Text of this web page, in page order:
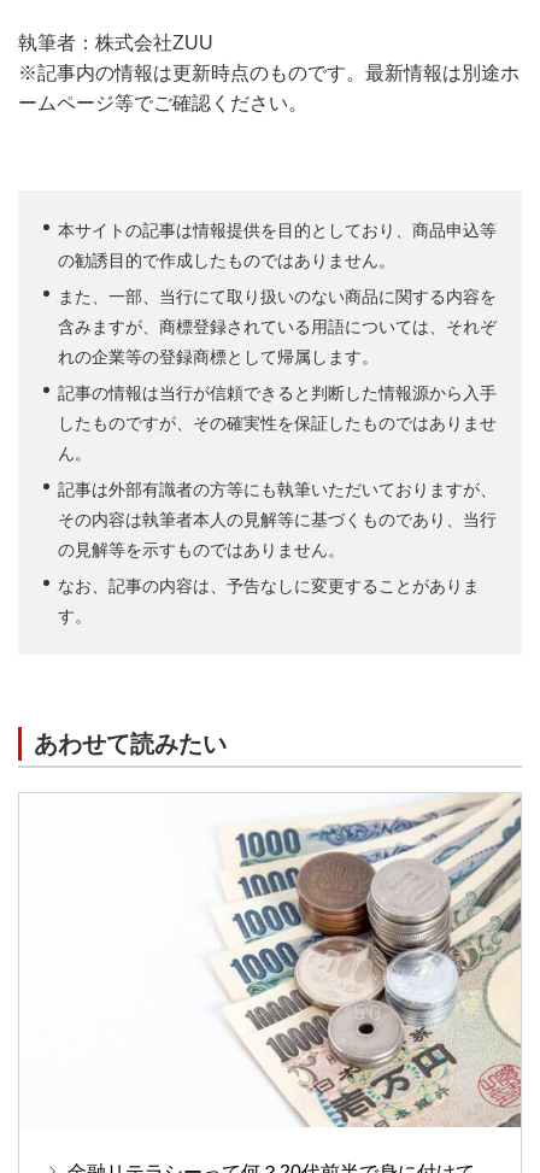
執筆者：株式会社ZUU
※記事内の情報は更新時点のものです。最新情報は別途ホ
ームページ等でご確認ください。
本サイトの記事は情報提供を目的としており、商品申込等
の勧誘目的で作成したものではありません。
また、一部、当行にて取り扱いのない商品に関する内容を
含みますが、商標登録されている用語については、それぞ
れの企業等の登録商標として帰属します。
記事の情報は当行が信頼できると判断した情報源から入手
したものですが、その確実性を保証したものではありませ
ん。
記事は外部有識者の方等にも執筆いただいておりますが、
その内容は執筆者本人の見解等に基づくものであり、当行
の見解等を示すものではありません。
なお、記事の内容は、予告なしに変更することがありま
す。
あわせて読みたい